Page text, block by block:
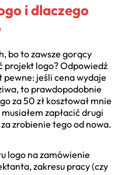
i dlaczego
bo to zawsze gorący
projekt logo? Odpowiedź
pewne: jeśli cena wydaje
to prawdopodobnie
za 50 zł kosztował mnie
zapłacić drugi
zrobienie tego od nowa.
logo na zamówienie
zakresu pracy (czy